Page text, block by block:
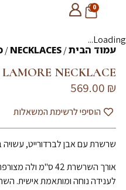
0
Loading...
עמוד הבית/
NECKLACES
/
LAMORE NECKLACE
569.00 ₪
הוסיפי לרשימת המשאלות
שרשרת עם אבן לברדורייט,
לענידה נוחה ומותאמת אישית.